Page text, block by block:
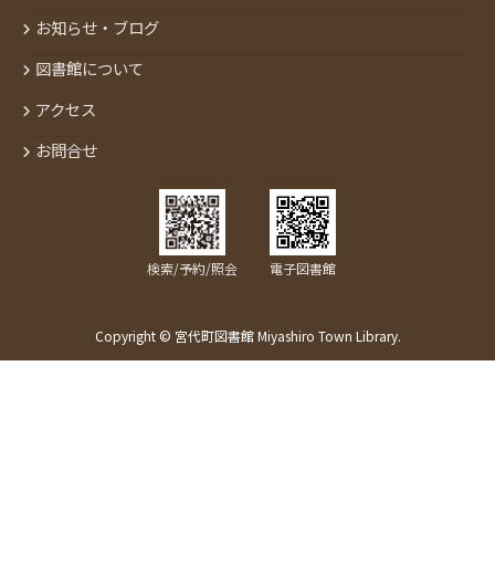
お知らせ・ブログ
図書館について
アクセス
お問合せ
検索/予約/照会 電子図書館
Copyright © 宮代町図書館 Miyashiro Town Library.